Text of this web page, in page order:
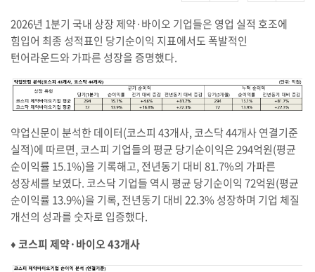
2026년 1분기 국내 상장 제약·바이오 기업들은 영업 실적 호조에
힘입어 최종 성적표인 당기순이익 지표에서도 폭발적인
턴어라운드와 가파른 성장을 증명했다.
약업신문이 분석한 데이터(코스피 43개사, 코스닥 44개사 연결기준
실적)에 따르면, 코스피 기업들의 평균 당기순이익은 294억원(평균
순이익률 15.1%)을 기록해고, 전년동기 대비 81.7%의 가파른
성장세를 보였다. 코스닥 기업들 역시 평균 당기순이익 72억원(평균
순이익률 13.9%)을 기록, 전년동기 대비 22.3% 성장하며 기업 체질
개선의 성과를 숫자로 입증했다.
♦︎ 코스피 제약·바이오 43개사